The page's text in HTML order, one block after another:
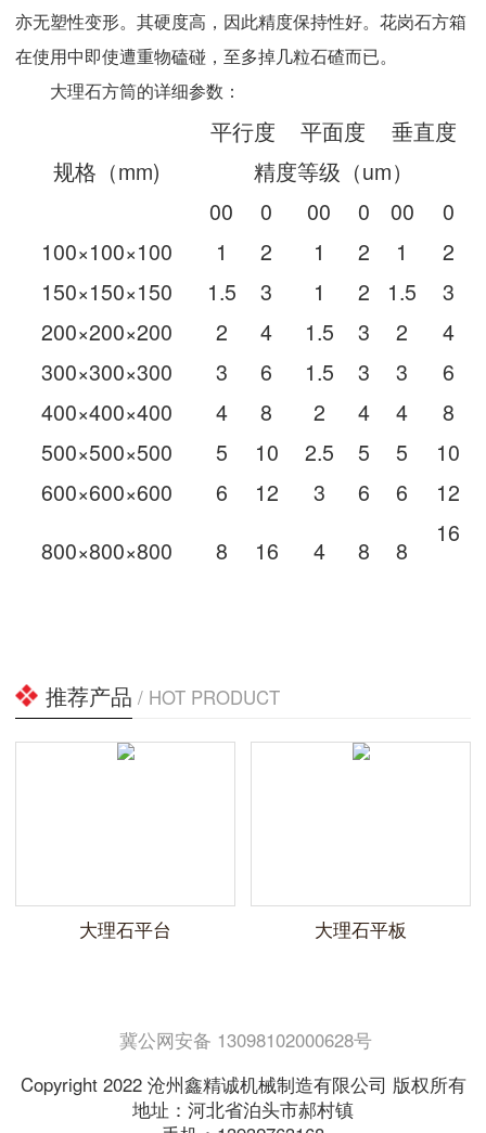
亦无塑性变形。其硬度高，因此精度保持性好。花岗石方箱
在使用中即使遭重物磕碰，至多掉几粒石碴而已。
大理石方筒的详细参数：
规格（mm)
平行度 平面度
垂直度
精度等级（um）
00
0 00 0 00
0
100×100×100
1 2 1 2 1
2
150×150×150
1.5 3 1 2 1.5
3
200×200×200
2 4 1.5 3 2
4
300×300×300
3 6 1.5 3 3
6
400×400×400
4 8 2 4 4
8
500×500×500
5 10 2.5 5 5
10
600×600×600
6 12 3 6 6
12
800×800×800
8 16 4 8 8
16
推荐产品 / HOT PRODUCT
大理石平台 大理石平板
冀公网安备 13098102000628号
Copyright 2022 沧州鑫精诚机械制造有限公司 版权所有
地址：河北省泊头市郝村镇